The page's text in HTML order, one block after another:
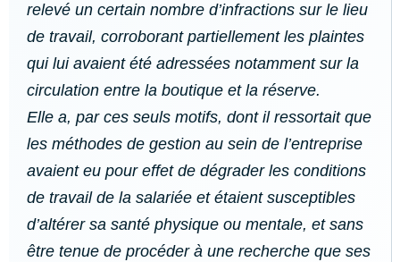
relevé un certain nombre d’infractions sur le lieu
de travail, corroborant partiellement les plaintes
qui lui avaient été adressées notamment sur la
circulation entre la boutique et la réserve.
Elle a, par ces seuls motifs, dont il ressortait que
les méthodes de gestion au sein de l’entreprise
avaient eu pour effet de dégrader les conditions
de travail de la salariée et étaient susceptibles
d’altérer sa santé physique ou mentale, et sans
être tenue de procéder à une recherche que ses